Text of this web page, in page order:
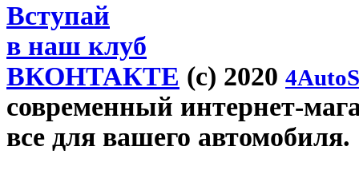
Вступай
в наш клуб
ВКОНТАКТЕ (c) 2020
современный интернет-
все для вашего автомобиля.